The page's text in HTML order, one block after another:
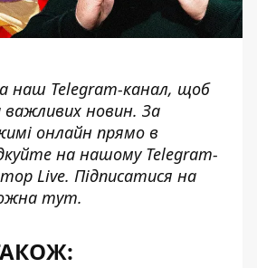
наш Telegram-канал, щоб
новин. За
онлайн прямо в
на нашому Telegram-
Live. Підписатися на
тут.